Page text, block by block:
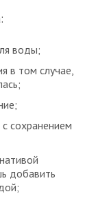
воды;
в том случае,
с сохранением
добавить